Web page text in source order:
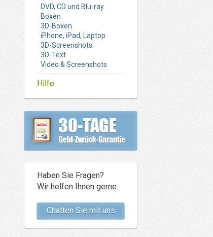
DVD, CD und Blu-ray
Boxen
3D-Boxen
iPhone, iPad, Laptop
3D-Screenshots
3D-Text
Video & Screenshots
Hilfe
Haben Sie Fragen?
Wir helfen Ihnen gerne.
Chatten Sie mit uns